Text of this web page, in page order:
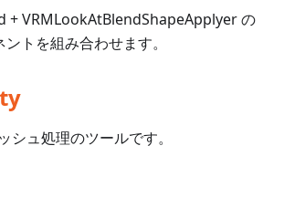
+ VRMLookAtBlendShapeApplyer の
トを組み合わせます。
ュ処理のツールです。